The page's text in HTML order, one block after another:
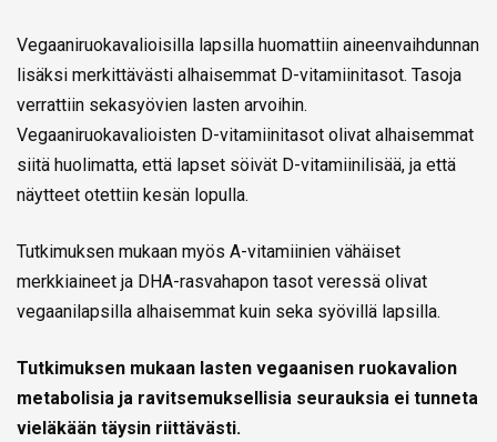
Vegaaniruokavalioisilla lapsilla huomattiin aineenvaihdunnan
lisäksi merkittävästi alhaisemmat D-vitamiinitasot. Tasoja
verrattiin sekasyövien lasten arvoihin.
Vegaaniruokavalioisten D-vitamiinitasot olivat alhaisemmat
siitä huolimatta, että lapset söivät D-vitamiinilisää, ja että
näytteet otettiin kesän lopulla.
Tutkimuksen mukaan myös A-vitamiinien vähäiset
merkkiaineet ja DHA-rasvahapon tasot veressä olivat
vegaanilapsilla alhaisemmat kuin seka syövillä lapsilla.
Tutkimuksen mukaan lasten vegaanisen ruokavalion
metabolisia ja ravitsemuksellisia seurauksia ei tunneta
vieläkään täysin riittävästi.